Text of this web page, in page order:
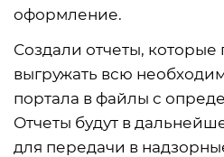
оформление.
Создали отчеты, которые
выгружать всю
портала в файлы с
Отчеты будут в
для передачи в